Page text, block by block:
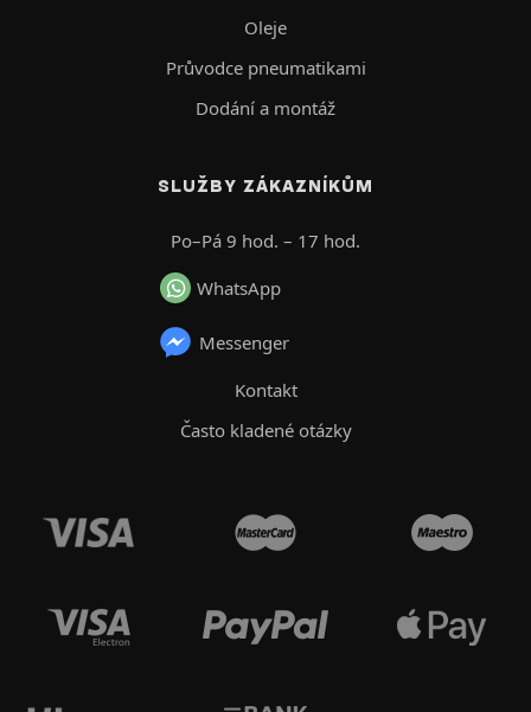
Oleje
Průvodce pneumatikami
Dodání a montáž
SLUŽBY ZÁKAZNÍKŮM
Po–Pá 9 hod. – 17 hod.
WhatsApp
Messenger
Kontakt
Často kladené otázky